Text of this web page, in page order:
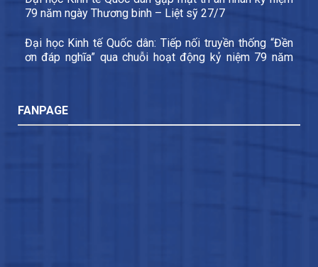
79 năm ngày Thương binh – Liệt sỹ 27/7
Đại học Kinh tế Quốc dân: Tiếp nối truyền thống “Đền
ơn đáp nghĩa” qua chuỗi hoạt động kỷ niệm 79 năm
FANPAGE